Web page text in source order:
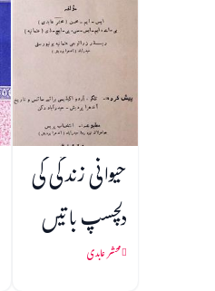
حیوانی زندگی کی
دلچسپ باتیں
محشر عابدی